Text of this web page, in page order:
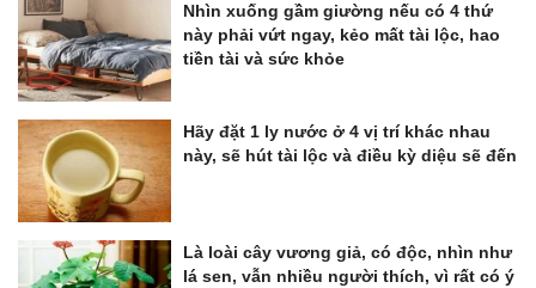
Nhìn xuống gầm giường nếu có 4 thứ
này phải vứt ngay, kẻo mất tài lộc, hao
tiền tài và sức khỏe
Hãy đặt 1 ly nước ở 4 vị trí khác nhau
này, sẽ hút tài lộc và điều kỳ diệu sẽ đến
Là loài cây vương giả, có độc, nhìn như
lá sen, vẫn nhiều người thích, vì rất có ý